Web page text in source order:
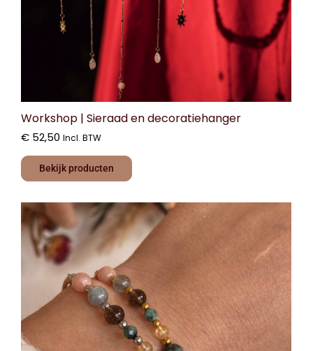
Workshop | Sieraad en decoratiehanger
€ 52,50 Incl. BTW
Bekijk producten